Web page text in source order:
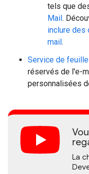
tels que
Mail .
inclure des
mail .
Service de feuille
réservés de l'e-
personnalisées
La